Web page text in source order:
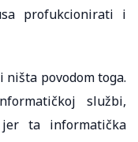
profukcionirati i
ništa povodom toga.
službi,
ta informatička